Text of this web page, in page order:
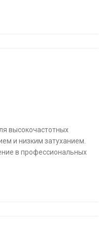
высокочастотных
и низким затуханием.
в профессиональных